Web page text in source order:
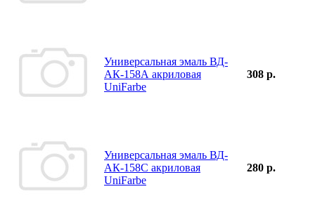
Универсальная эмаль ВД-
АК-158А акриловая
UniFarbe
308 р.
Универсальная эмаль ВД-
АК-158С акриловая
UniFarbe
280 р.